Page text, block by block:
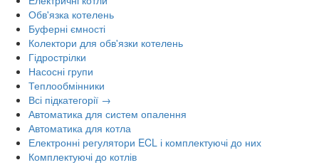
Обв'язка котелень
Буферні ємності
Колектори для обв'язки котелень
Гідрострілки
Насосні групи
Теплообмінники
Всі підкатегорії →
Автоматика для систем опалення
Автоматика для котла
Електронні регулятори ECL і комплектуючі до них
Комплектуючі до котлів